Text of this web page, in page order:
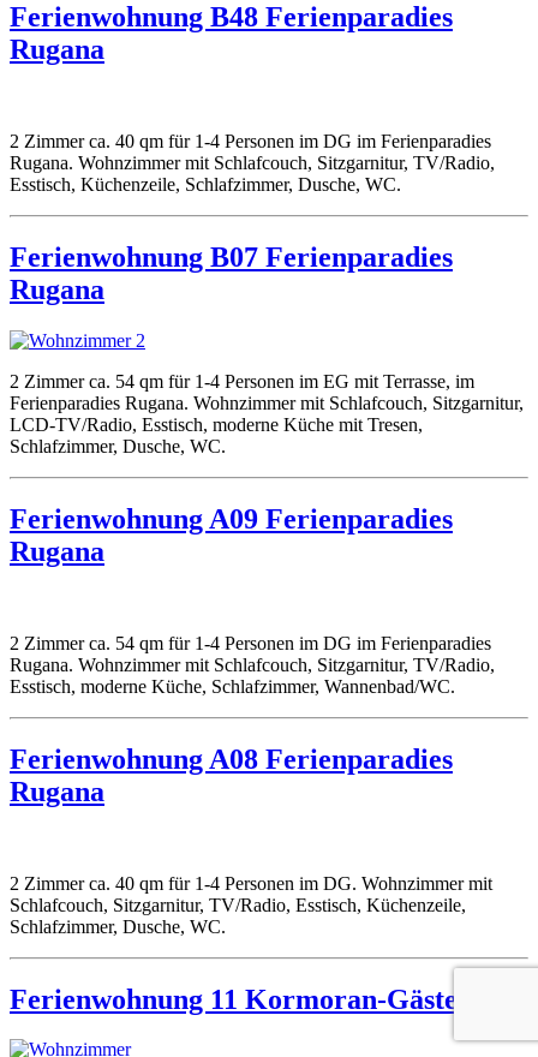
Ferienwohnung B48 Ferienparadies
Rugana
2 Zimmer ca. 40 qm für 1-4 Personen im DG im Ferienparadies
Rugana. Wohnzimmer mit Schlafcouch, Sitzgarnitur, TV/Radio,
Esstisch, Küchenzeile, Schlafzimmer, Dusche, WC.
Ferienwohnung B07 Ferienparadies
Rugana
2 Zimmer ca. 54 qm für 1-4 Personen im EG mit Terrasse, im
Ferienparadies Rugana. Wohnzimmer mit Schlafcouch, Sitzgarnitur,
LCD-TV/Radio, Esstisch, moderne Küche mit Tresen,
Schlafzimmer, Dusche, WC.
Ferienwohnung A09 Ferienparadies
Rugana
2 Zimmer ca. 54 qm für 1-4 Personen im DG im Ferienparadies
Rugana. Wohnzimmer mit Schlafcouch, Sitzgarnitur, TV/Radio,
Esstisch, moderne Küche, Schlafzimmer, Wannenbad/WC.
Ferienwohnung A08 Ferienparadies
Rugana
2 Zimmer ca. 40 qm für 1-4 Personen im DG. Wohnzimmer mit
Schlafcouch, Sitzgarnitur, TV/Radio, Esstisch, Küchenzeile,
Schlafzimmer, Dusche, WC.
Ferienwohnung 11 Kormoran-Gästehaus